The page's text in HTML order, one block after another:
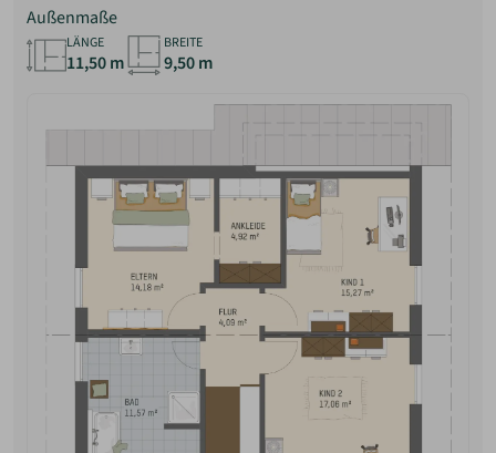
Außenmaße
LÄNGE
11,50 m
BREITE
9,50 m